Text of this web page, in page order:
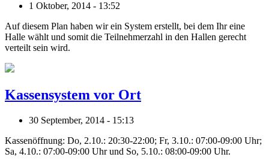
1 Oktober, 2014 - 13:52
Auf diesem Plan haben wir ein System erstellt, bei dem Ihr eine
Halle wählt und somit die Teilnehmerzahl in den Hallen gerecht
verteilt sein wird.
Kassensystem vor Ort
30 September, 2014 - 15:13
Kassenöffnung: Do, 2.10.: 20:30-22:00; Fr, 3.10.: 07:00-09:00 Uhr;
Sa, 4.10.: 07:00-09:00 Uhr und So, 5.10.: 08:00-09:00 Uhr.